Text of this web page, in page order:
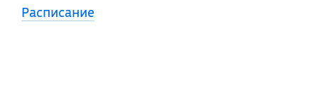
Расписание